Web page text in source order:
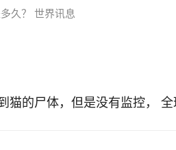
久？ 世界讯息
猫的尸体，但是没有监控，